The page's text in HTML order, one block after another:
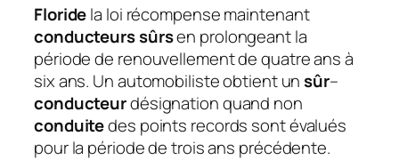
Floridela loi récompense maintenant
conducteurs sûrsen prolongeant la
période de renouvellement de quatre ans à
six ans. Un automobiliste obtient unsûr–
conducteurdésignation quand non
conduitedes points records sont évalués
pour la période de trois ans précédente.